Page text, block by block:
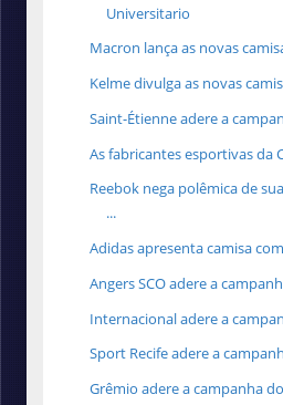
Universitario
Macron lança as novas
Kelme divulga as novas
Saint-Étienne adere a
As fabricantes esportivas da
Reebok nega polêmica de
...
Adidas apresenta camisa
Angers SCO adere a
Internacional adere a
Sport Recife adere a
Grêmio adere a campanha